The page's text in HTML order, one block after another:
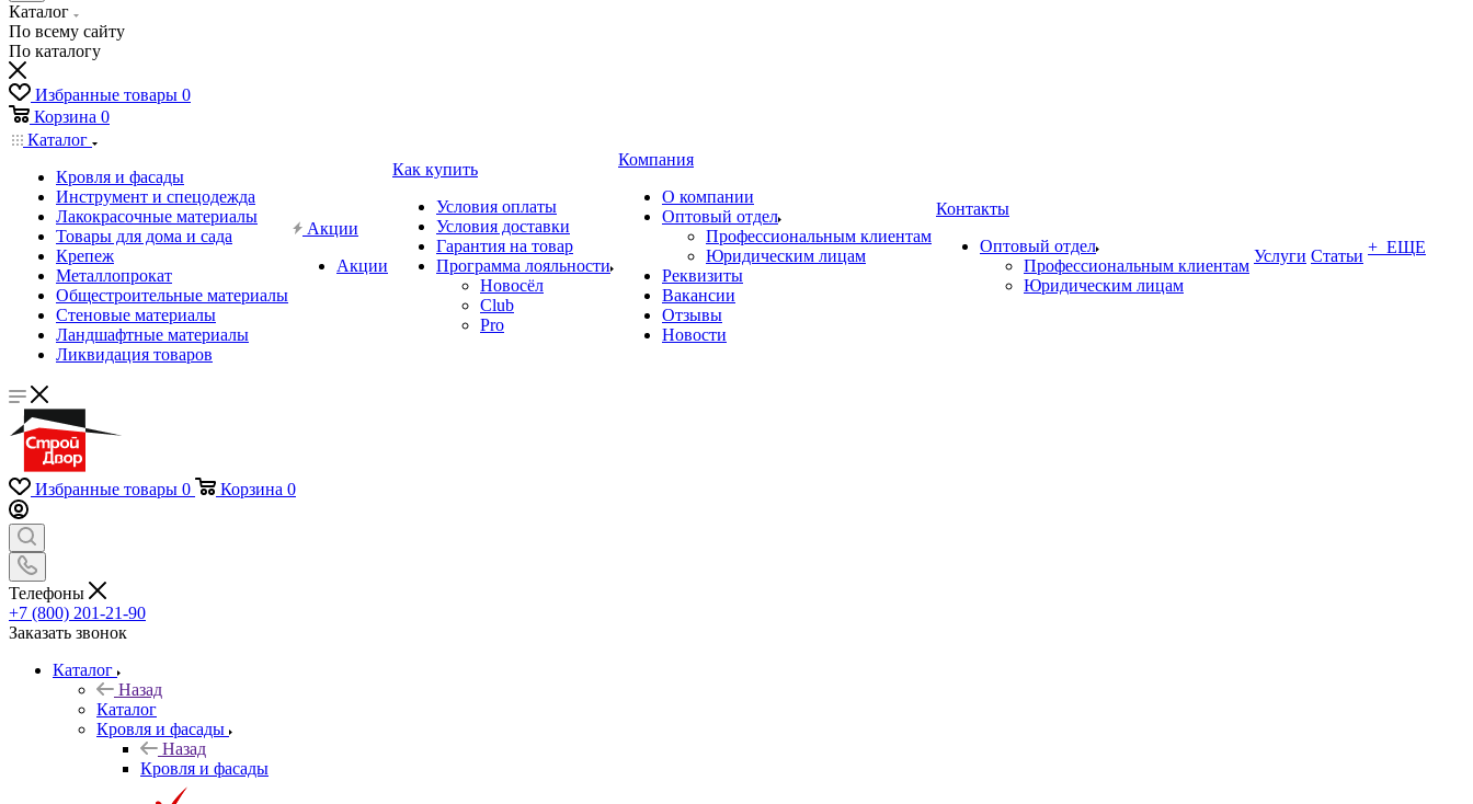
Каталог
По всему сайту
По каталогу
Избранные товары 0
Корзина 0
Каталог
Кровля и фасады
Инструмент и спецодежда
Лакокрасочные материалы
Товары для дома и сада
Крепеж
Металлопрокат
Общестроительные материалы
Стеновые материалы
Ландшафтные материалы
Ликвидация товаров
Акции
Акции
Как купить
Условия оплаты
Условия доставки
Гарантия на товар
Программа лояльности
Новосёл
Club
Pro
Компания
О компании
Оптовый отдел
Профессиональным клиентам
Юридическим лицам
Реквизиты
Вакансии
Отзывы
Новости
Контакты
Оптовый отдел
Профессиональным клиентам
Юридическим лицам
Услуги Статьи + ЕЩЕ
Избранные товары 0 Корзина 0
Телефоны
+7 (800) 201-21-90
Заказать звонок
Каталог
Назад
Каталог
Кровля и фасады
Назад
Кровля и фасады